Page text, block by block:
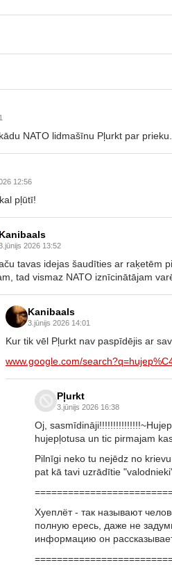
NATO lidmašīnu Pļurkt par prieku.
12:56
pļūtī!
Kanibaals
2026 13:52
tavas idejas šaudīties ar raķetēm
tad vismaz NATO iznīcinātājam
Kanibaals
3.jūnijs 2026 14:01
Kur tik vēl Pļurkt nav paspīdējis ar
www.google.com/
Pļurkt
3.jūnijs 2026 16:38
Oj,
hujepļotusa un tic pirmajam
Pilnīgi neko tu nejēdz no
pat kā tavi uzrādītie
Хуеплёт - так называют
полную ересь, даже не
информацию он